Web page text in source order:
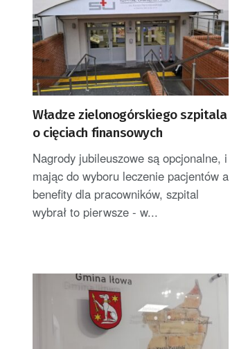
Władze zielonogórskiego szpitala
o cięciach finansowych
Nagrody jubileuszowe są opcjonalne, i
mając do wyboru leczenie pacjentów a
benefity dla pracowników, szpital
wybrał to pierwsze - w...